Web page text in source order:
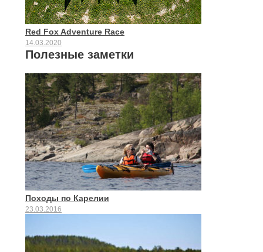
Red Fox Adventure Race
14.03.2020
Полезные заметки
Походы по Карелии
23.03.2016